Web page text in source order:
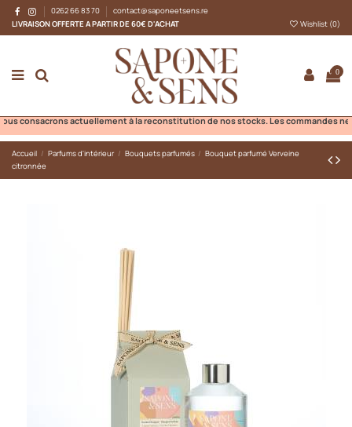
0262 66 83 70
contact@saponeetsens.re
LIVRAISON OFFERTE A PARTIR DE 60€ D'ACHAT
Wishlist (0)
0
consacrons actuellement à la reconstitution de nos stocks. Les commandes ne
Accueil Parfums d'intérieur Bouquets parfumés
Bouquet parfumé Verveine
citronnée